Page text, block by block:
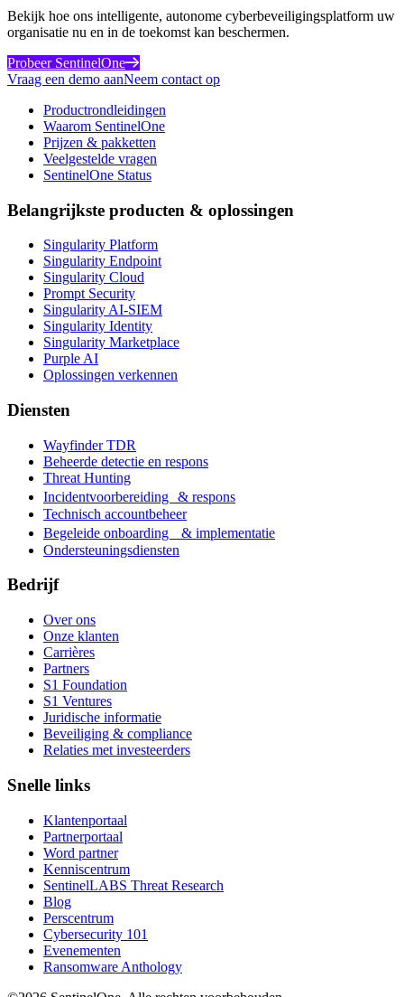
Bekijk hoe ons intelligente, autonome cyberbeveiligingsplatform uw
organisatie nu en in de toekomst kan beschermen.
Probeer SentinelOne
Vraag een demo aanNeem contact op
Productrondleidingen
Waarom SentinelOne
Prijzen & pakketten
Veelgestelde vragen
SentinelOne Status
Belangrijkste producten & oplossingen
Singularity Platform
Singularity Endpoint
Singularity Cloud
Prompt Security
Singularity AI-SIEM
Singularity Identity
Singularity Marketplace
Purple AI
Oplossingen verkennen
Diensten
Wayfinder TDR
Beheerde detectie en respons
Threat Hunting
Incidentvoorbereiding & respons
Technisch accountbeheer
Begeleide onboarding & implementatie
Ondersteuningsdiensten
Bedrijf
Over ons
Onze klanten
Carrières
Partners
S1 Foundation
S1 Ventures
Juridische informatie
Beveiliging & compliance
Relaties met investeerders
Snelle links
Klantenportaal
Partnerportaal
Word partner
Kenniscentrum
SentinelLABS Threat Research
Blog
Perscentrum
Cybersecurity 101
Evenementen
Ransomware Anthology